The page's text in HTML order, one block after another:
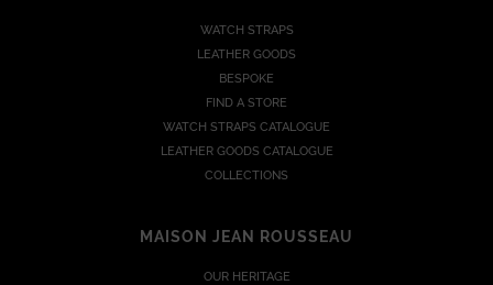
WATCH STRAPS
LEATHER GOODS
BESPOKE
FIND A STORE
WATCH STRAPS CATALOGUE
LEATHER GOODS CATALOGUE
COLLECTIONS
MAISON JEAN ROUSSEAU
OUR HERITAGE